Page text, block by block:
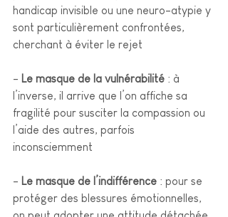
handicap invisible ou une neuro-atypie y
sont particulièrement confrontées,
cherchant à éviter le rejet
- Le masque de la vulnérabilité : à
l’inverse, il arrive que l’on affiche sa
fragilité pour susciter la compassion ou
l’aide des autres, parfois
inconsciemment
- Le masque de l’indifférence : pour se
protéger des blessures émotionnelles,